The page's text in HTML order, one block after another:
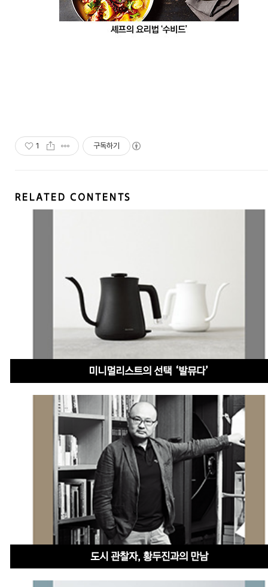
1 구독하기
RELATED CONTENTS
미니멀리스트의 선택 ‘발뮤다’
도시 관찰자, 황두진과의 만남